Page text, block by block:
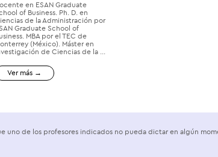
en ESAN Graduate
of Business. Ph. D. en
de la Administración por
Graduate School of
MBA por el TEC de
(México). Máster en
de Ciencias de la ...
Ver más →
uno de los profesores indicados no pueda dictar en algún